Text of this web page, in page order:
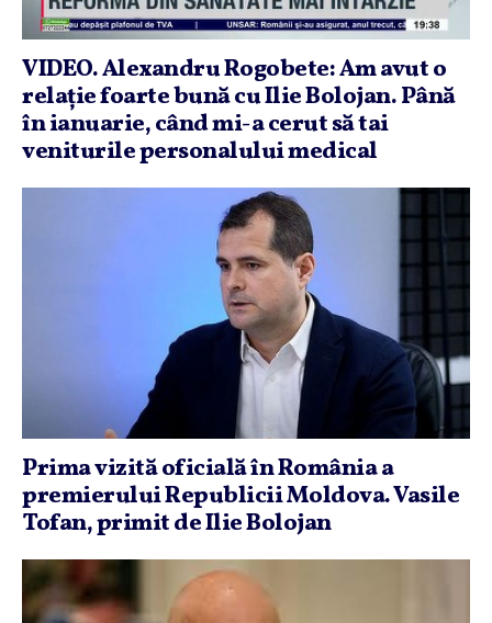
VIDEO. Alexandru Rogobete: Am avut o
relaţie foarte bună cu Ilie Bolojan. Până
în ianuarie, când mi-a cerut să tai
veniturile personalului medical
Prima vizită oficială în România a
premierului Republicii Moldova. Vasile
Tofan, primit de Ilie Bolojan